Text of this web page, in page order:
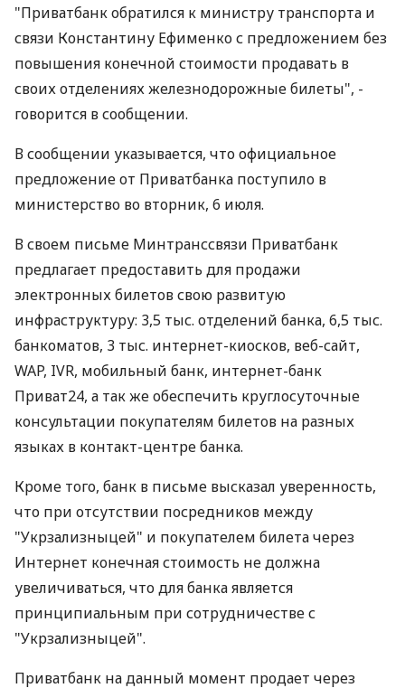
"Приватбанк обратился к министру транспорта и
связи Константину Ефименко с предложением без
повышения конечной стоимости продавать в
своих отделениях железнодорожные билеты", -
говорится в сообщении.
В сообщении указывается, что официальное
предложение от Приватбанка поступило в
министерство во вторник, 6 июля.
В своем письме Минтранссвязи Приватбанк
предлагает предоставить для продажи
электронных билетов свою развитую
инфраструктуру: 3,5 тыс. отделений банка, 6,5 тыс.
банкоматов, 3 тыс. интернет-киосков, веб-сайт,
WAP, IVR, мобильный банк, интернет-банк
Приват24, а так же обеспечить круглосуточные
консультации покупателям билетов на разных
языках в контакт-центре банка.
Кроме того, банк в письме высказал уверенность,
что при отсутствии посредников между
"Укрзализныцей" и покупателем билета через
Интернет конечная стоимость не должна
увеличиваться, что для банка является
принципиальным при сотрудничестве с
"Укрзализныцей".
Приватбанк на данный момент продает через